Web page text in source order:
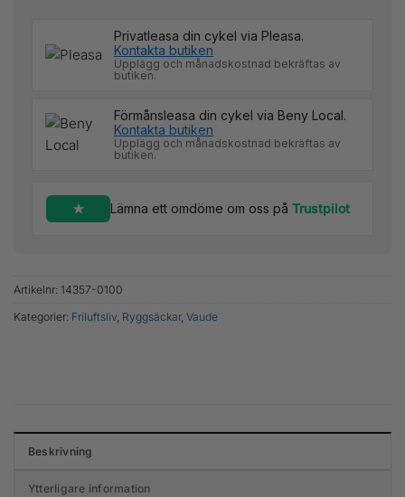
Privatleasa din cykel via Pleasa.
Kontakta butiken
Upplägg och månadskostnad bekräftas av
butiken.
Förmånsleasa din cykel via Beny Local.
Kontakta butiken
Upplägg och månadskostnad bekräftas av
butiken.
Lämna ett omdöme om oss på Trustpilot
Artikelnr: 14357-0100
Kategorier: Friluftsliv, Ryggsäckar, Vaude
Beskrivning
Ytterligare information